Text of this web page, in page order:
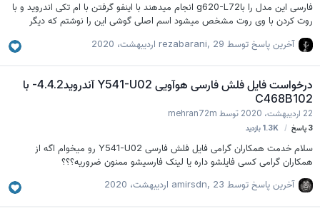
فارسی این مدل را باg620-L72 انجام میدهند با اینفو گرفتن با ام تکی اندروید و با
روت کردن با وی روت مشخص میشود اسم اصلی گوشی این را نوشتم که دیگر
آخرین پاسخ توسط
rezabarani ,29 اردیبهشت، 2020
درخواست فایل فلش فارسی هوآویی Y541-U02 آندروید4.4.2- با
C468B102
22 اردیبهشت، 2020 توسطmehran72m
3پاسخ 1.3Kبازدید
سلام خدمت همکاران گرامی فایل فلش فارسی Y541-U02 رو میخوام اگه از
همکاران گرامی کسی فایلشو داره یا لینک فارسیشو ممنون ضروریه؟؟؟
آخرین پاسخ توسط amirsdn ,23 اردیبهشت، 2020